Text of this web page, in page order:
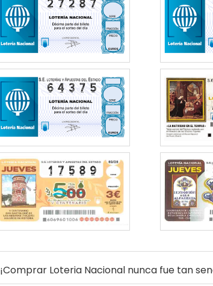
¡Comprar Loteria Nacional nunca fue tan